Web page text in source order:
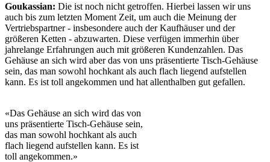
Goukassian: Die ist noch nicht getroffen. Hierbei lassen wir uns
auch bis zum letzten Moment Zeit, um auch die Meinung der
Vertriebspartner - insbesondere auch der Kaufhäuser und der
größeren Ketten - abzuwarten. Diese verfügen immerhin über
jahrelange Erfahrungen auch mit größeren Kundenzahlen. Das
Gehäuse an sich wird aber das von uns präsentierte Tisch-Gehäuse
sein, das man sowohl hochkant als auch flach liegend aufstellen
kann. Es ist toll angekommen und hat allenthalben gut gefallen.
«Das Gehäuse an sich wird das von
uns präsentierte Tisch-Gehäuse sein,
das man sowohl hochkant als auch
flach liegend aufstellen kann. Es ist
toll angekommen.»